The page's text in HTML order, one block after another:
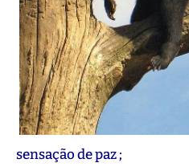
sensação de paz ;